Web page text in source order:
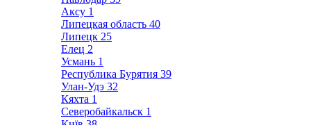
Аксу 1
Липецкая область 40
Липецк 25
Елец 2
Усмань 1
Республика Бурятия 39
Улан-Удэ 32
Кяхта 1
Северобайкальск 1